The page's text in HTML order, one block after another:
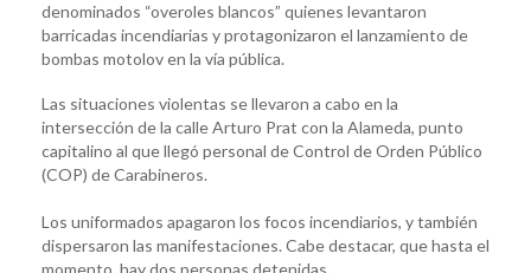
denominados “overoles blancos” quienes levantaron
barricadas incendiarias y protagonizaron el lanzamiento de
bombas motolov en la vía pública.
Las situaciones violentas se llevaron a cabo en la
intersección de la calle Arturo Prat con la Alameda, punto
capitalino al que llegó personal de Control de Orden Público
(COP) de Carabineros.
Los uniformados apagaron los focos incendiarios, y también
dispersaron las manifestaciones. Cabe destacar, que hasta el
momento, hay dos personas detenidas.